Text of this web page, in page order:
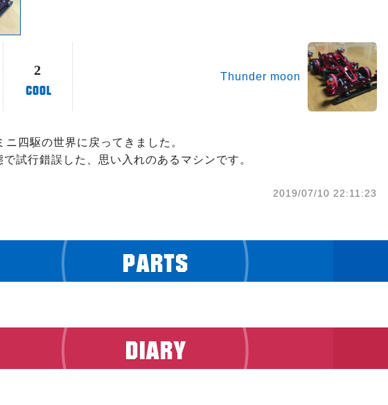
2 Thunder moon
ニ四駆の世界に戻ってきました。
試行錯誤した、思い入れのあるマシンです。
2019/07/10 22:11:23